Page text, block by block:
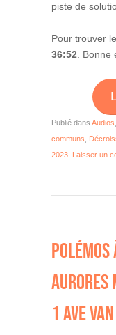
piste de
Pour trouver
36:52 .
Publié dans Audios
communs
2023 Laisser un
1 AVE